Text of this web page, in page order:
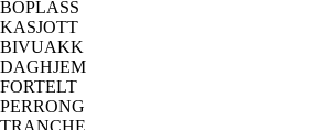
BOPLASS
KASJOTT
BIVUAKK
DAGHJEM
FORTELT
PERRONG
TRANCHE